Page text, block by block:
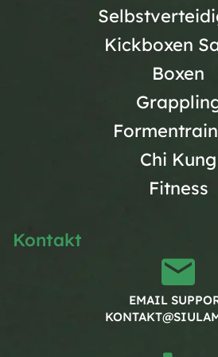
Kickboxen
Boxen
Chi Kung
Fitness
Kontakt
EMAIL